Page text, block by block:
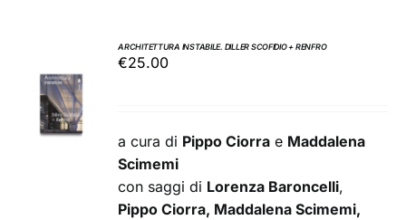
AL
CARRELLO
/
ARCHITETTURA INSTABILE. DILLER SCOFIDIO + RENFRO
€25.00
a cura di Pippo Ciorra e Maddalena
Scimemi
con saggi di Lorenza Baroncelli,
Pippo Ciorra, Maddalena Scimemi,